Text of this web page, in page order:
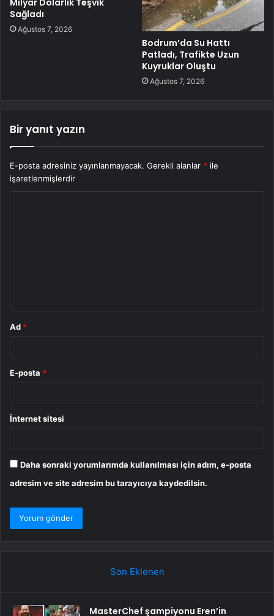
Milyar Dolarlık Teşvik
Sağladı
Ağustos 7, 2026
Bodrum’da Su Hattı
Patladı, Trafikte Uzun
Kuyruklar Oluştu
Ağustos 7, 2026
Bir yanıt yazın
E-posta adresiniz yayınlanmayacak. Gerekli alanlar * ile
işaretlenmişlerdir
Ad *
E-posta *
İnternet sitesi
Daha sonraki yorumlarımda kullanılması için adım, e-posta
adresim ve site adresim bu tarayıcıya kaydedilsin.
Son Eklenen
MasterChef şampiyonu Eren’in